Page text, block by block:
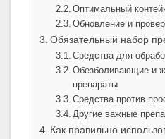
Оптимальный
Обновление и
Обязательный набор
Средства для
Обезболивающие и
препараты
Средства против
Другие важные
Как правильно